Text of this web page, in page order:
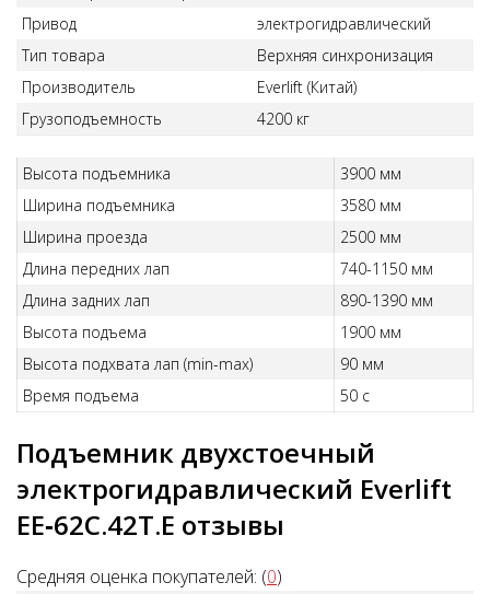
Привод
электрогидравлический
Тип товара
Верхняя синхронизация
Производитель
Everlift (Китай)
Грузоподъемность
4200 кг
Высота подъемника
3900 мм
Ширина подъемника
3580 мм
Ширина проезда
2500 мм
Длина передних лап
740-1150 мм
Длина задних лап
890-1390 мм
Высота подъема
1900 мм
Высота подхвата лап (min-max)
90 мм
Время подъема
50 с
Подъемник двухстоечный
электрогидравлический Everlift
EE‐62C.42T.E отзывы
Средняя оценка покупателей: (0)